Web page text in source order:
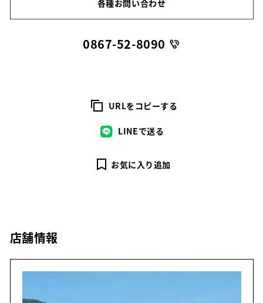
各種お問い合わせ
0867-52-8090
URLをコピーする
LINEで送る
お気に入り追加
店舗情報